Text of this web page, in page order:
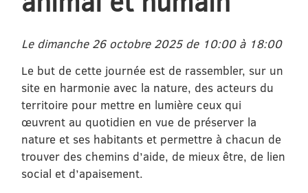
Le dimanche 26 octobre 2025 de 10:00 à 18:00
Le but de cette journée est de rassembler, sur un
site en harmonie avec la nature, des acteurs du
territoire pour mettre en lumière ceux qui
œuvrent au quotidien en vue de préserver la
nature et ses habitants et permettre à chacun de
trouver des chemins d’aide, de mieux être, de lien
social et d’apaisement.